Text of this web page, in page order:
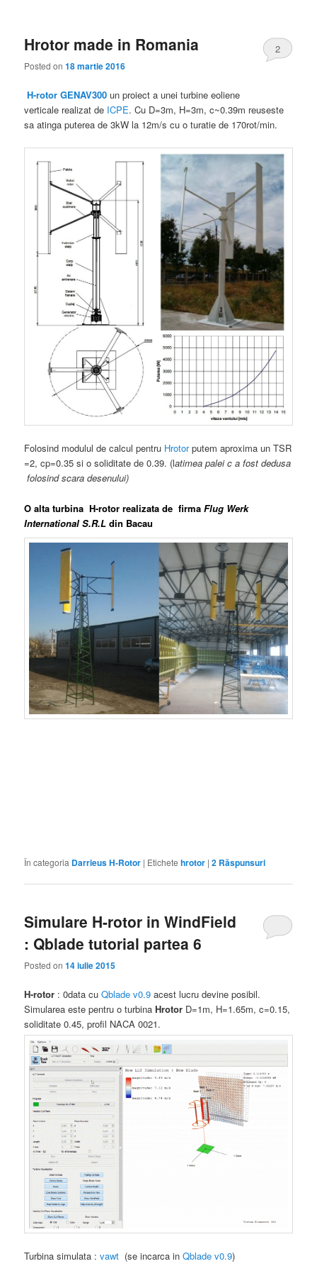
Hrotor made in Romania
Posted on18 martie 2016
2
H-rotorGENAV300 un proiect a unei turbine eoliene
verticale realizat de ICPE. Cu D=3m, H=3m, c~0.39m reuseste
sa atinga puterea de 3kW la 12m/s cu o turatie de 170rot/min.
Folosind modulul de calcul pentru Hrotorputem aproxima un TSR
=2, cp=0.35 si o soliditate de 0.39. (latimea palei c a fost dedusa
folosind scara desenului)
O alta turbina H-rotor realizata de firmaFlug Werk
International S.R.Ldin Bacau
În categoria Darrieus H-Rotor | Etichete hrotor |2 Răspunsuri
Simulare H-rotor in WindField
: Qblade tutorial partea 6
Posted on14 iulie 2015
H-rotor : 0data cuQblade v0.9 acest lucru devine posibil.
Simularea este pentru o turbinaHrotor D=1m, H=1.65m, c=0.15,
soliditate 0.45, profil NACA 0021.
Turbina simulata :vawt (se incarca inQblade v0.9)